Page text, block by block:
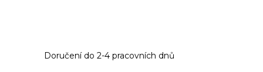
Doručení do 2-4 pracovních dnů